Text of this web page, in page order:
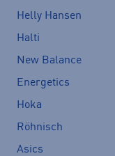
Helly Hansen
Halti
New Balance
Energetics
Hoka
Röhnisch
Asics